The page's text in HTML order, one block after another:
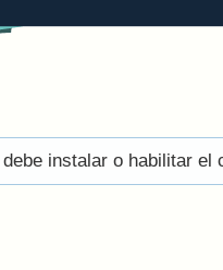
instalar o habilitar el